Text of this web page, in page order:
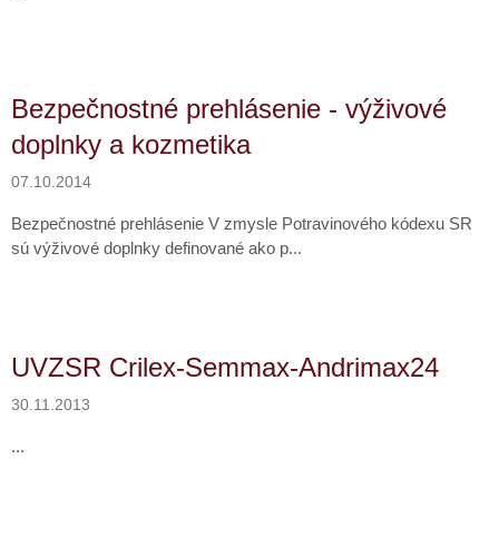
Bezpečnostné prehlásenie - výživové
doplnky a kozmetika
07.10.2014
Bezpečnostné prehlásenie V zmysle Potravinového kódexu SR
sú výživové doplnky definované ako p...
UVZSR Crilex-Semmax-Andrimax24
30.11.2013
...